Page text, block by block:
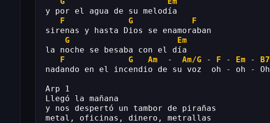
y por el agua de su melodía
F
G
F
sirenas y hasta Dios se enamoraban
G
Em
la noche se besaba con el día
F
G Am - Am/G - F - Em - B7
nadando en el incendio de su voz  oh - oh - Oh
Arp 1
Llegó la mañana
y nos despertó un tambor de pirañas
metal, oficinas, dinero, metrallas